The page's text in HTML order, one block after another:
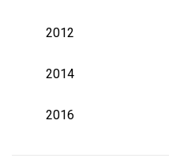
2012
2014
2016